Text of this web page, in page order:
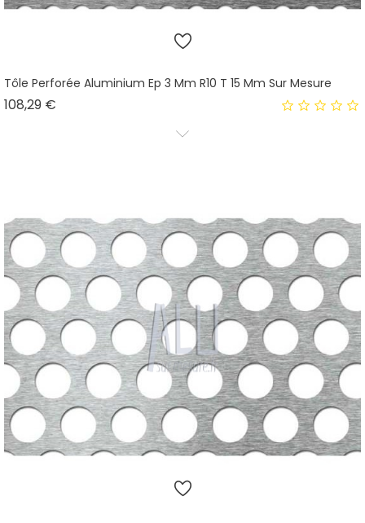
Tôle Perforée Aluminium Ep 3 Mm R10 T 15 Mm Sur Mesure
108,29 €